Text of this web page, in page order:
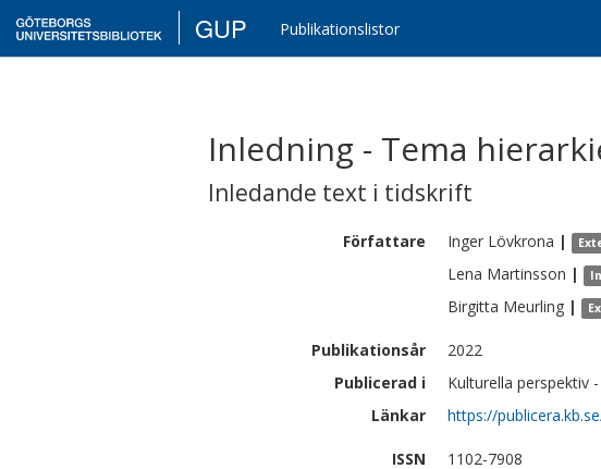
GUP Publikationslistor
Inledning - Tema
Inledande text i tidskrift
Författare Inger Lövkrona |
Lena Martinsson |
Birgitta Meurling |
Publikationsår
2022
Publicerad i
Kulturella perspektiv
Länkar
https://
ISSN
1102-7908